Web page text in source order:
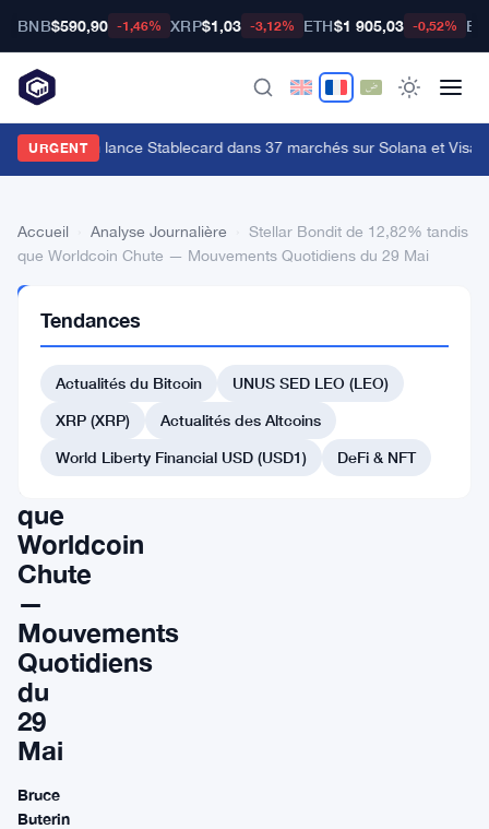
BNB$590,90 -1,46% XRP$1,03 -3,12% ETH$1 905,03 -0,52%
URGENT
Union lance Stablecard dans 37 marchés sur Solana et Visa
Accueil Analyse Journalière
Stellar Bondit de 12,82% tandis
que Worldcoin Chute — Mouvements Quotidiens du 29 Mai
JOURNALIÈRE
Bondit
12,82%
tandis
que
Worldcoin
Chute
—
Mouvements
Quotidiens
du
29
Mai
Bruce
Buterin
Tendances
Actualités du Bitcoin
UNUS SED LEO (LEO)
XRP (XRP)
Actualités des Altcoins
World Liberty Financial USD (USD1)
DeFi & NFT